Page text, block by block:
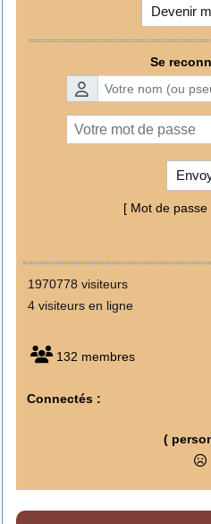
Devenir
Se
[ Mot de
1970778 visiteurs
4 visiteurs en ligne
132 membres
Connectés :
(